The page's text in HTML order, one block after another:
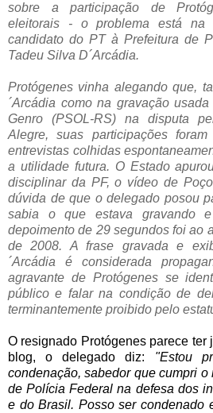
sobre a participação de
eleitorais - o problema está na
candidato do PT à Prefeitura de
Tadeu Silva D´Arcádia.
Protógenes vinha alegando que,
´Arcádia como na gravação
Genro (PSOL-RS) na disputa
Alegre, suas participações
entrevistas colhidas
a utilidade futura. O Estado
disciplinar da PF, o vídeo de
dúvida de que o delegado posou
sabia o que estava gravando
depoimento de 29 segundos foi ao
de 2008. A frase gravada e
´Arcádia é considerada
agravante de Protógenes se
público e falar na condição de
terminantemente proibido pelo
O resignado Protógenes parece ter
blog, o delegado diz: "Estou
condenação, sabedor que cumpri
de Polícia Federal na defesa dos
e do Brasil. Posso ser condenado